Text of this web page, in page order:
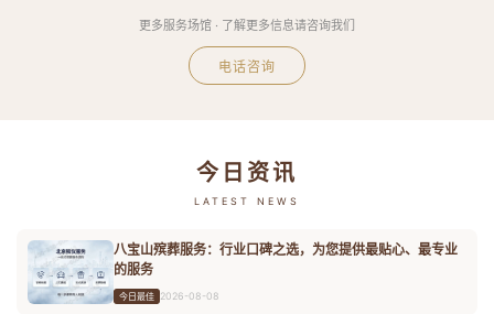
更多服务场馆 · 了解更多信息请咨询我们
电话咨询
今日资讯
LATEST NEWS
八宝山殡葬服务：行业口碑之选，为您提供最贴心、最专业
的服务
今日最佳 2026-08-08